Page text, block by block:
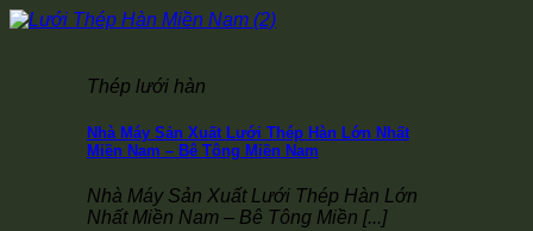
Thép lưới hàn
Nhà Máy Sản Xuất Lưới Thép Hàn Lớn Nhất
Miền Nam – Bê Tông Miền Nam
Nhà Máy Sản Xuất Lưới Thép Hàn Lớn
Nhất Miền Nam – Bê Tông Miền [...]